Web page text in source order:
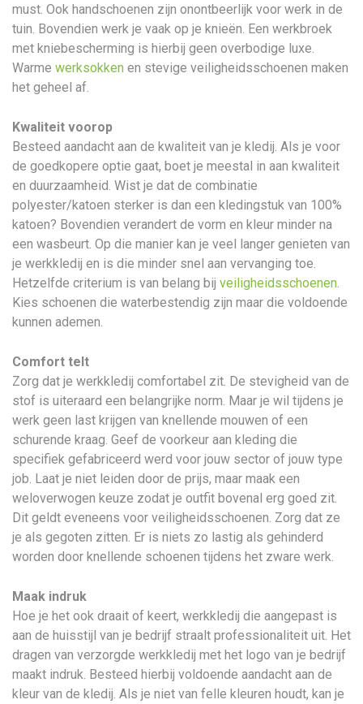
must. Ook handschoenen zijn onontbeerlijk voor werk in de
tuin. Bovendien werk je vaak op je knieën. Een werkbroek
met kniebescherming is hierbij geen overbodige luxe.
Warme werksokken en stevige veiligheidsschoenen maken
het geheel af.
Kwaliteit voorop
Besteed aandacht aan de kwaliteit van je kledij. Als je voor
de goedkopere optie gaat, boet je meestal in aan kwaliteit
en duurzaamheid. Wist je dat de combinatie
polyester/katoen sterker is dan een kledingstuk van 100%
katoen? Bovendien verandert de vorm en kleur minder na
een wasbeurt. Op die manier kan je veel langer genieten van
je werkkledij en is die minder snel aan vervanging toe.
Hetzelfde criterium is van belang bij veiligheidsschoenen
Kies schoenen die waterbestendig zijn maar die voldoende
kunnen ademen.
Comfort telt
Zorg dat je werkkledij comfortabel zit. De stevigheid van de
stof is uiteraard een belangrijke norm. Maar je wil tijdens je
werk geen last krijgen van knellende mouwen of een
schurende kraag. Geef de voorkeur aan kleding die
specifiek gefabriceerd werd voor jouw sector of jouw type
job. Laat je niet leiden door de prijs, maar maak een
weloverwogen keuze zodat je outfit bovenal erg goed zit.
Dit geldt eveneens voor veiligheidsschoenen. Zorg dat ze
je als gegoten zitten. Er is niets zo lastig als gehinderd
worden door knellende schoenen tijdens het zware werk.
Maak indruk
Hoe je het ook draait of keert, werkkledij die aangepast is
aan de huisstijl van je bedrijf straalt professionaliteit uit. Het
dragen van verzorgde werkkledij met het logo van je bedrijf
maakt indruk. Besteed hierbij voldoende aandacht aan de
kleur van de kledij. Als je niet van felle kleuren houdt, kan je